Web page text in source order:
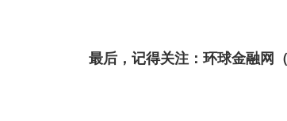
最后，记得关注：环球金融网